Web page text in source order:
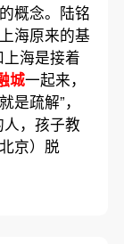
概念。陆铭
海原来的基
海是接着
城一起来，
是疏解”，
，孩子教
京）脱